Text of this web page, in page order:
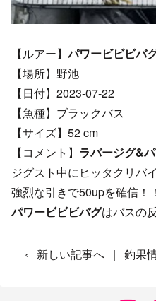
【ルアー】パワービビビバ
【場所】野池
【日付】2023-07-22
【魚種】ブラックバス
【サイズ】52 cm
【コメント】 ラバージグ&
ジグスト中にヒッタクリバ
強烈な引きで50upを確信！！
パワービビビバグはバスの
‹ 新しい記事へ | 釣果